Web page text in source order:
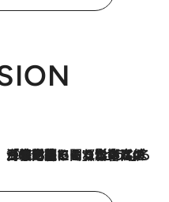
2026.8.3
「住宅建てられない…」「サーチャージ料の高値が続いている」ホルムズ海峡封鎖による影響はいつまで続く？《エネルギー専門家に聞く“どうなる日本の暮らし”》